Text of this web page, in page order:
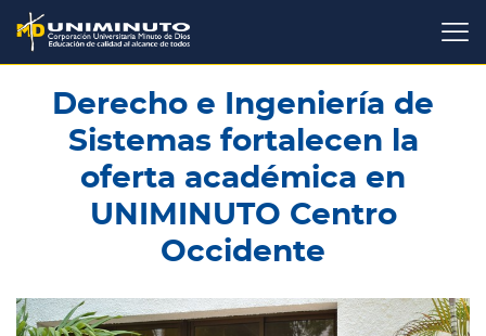
Pasar
contenido
principal
Derecho e Ingeniería de
Sistemas fortalecen la
oferta académica en
UNIMINUTO Centro
Occidente